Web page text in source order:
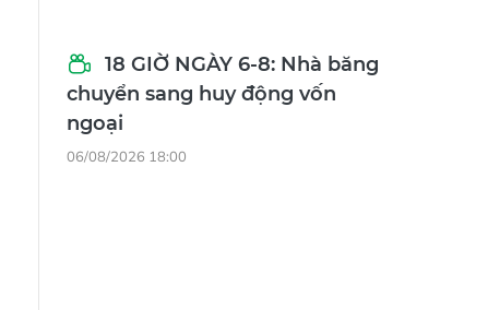
18 GIỜ NGÀY 6-8: Nhà băng
chuyển sang huy động vốn
ngoại
06/08/2026 18:00